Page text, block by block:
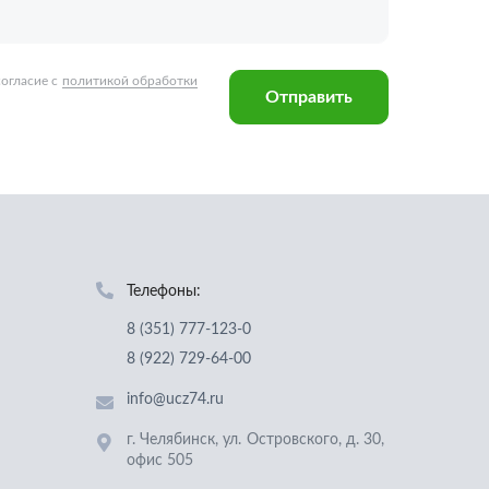
8 (351) 777-123-0
8 (922) 729-64-00
info@ucz74.ru
г. Челябинск
офис 505